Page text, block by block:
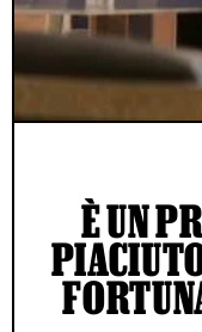
È UN